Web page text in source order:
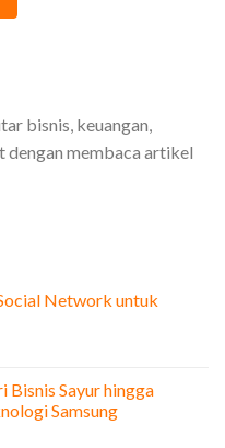
bisnis, keuangan,
dengan membaca artikel
Network untuk
Bisnis Sayur hingga
Samsung